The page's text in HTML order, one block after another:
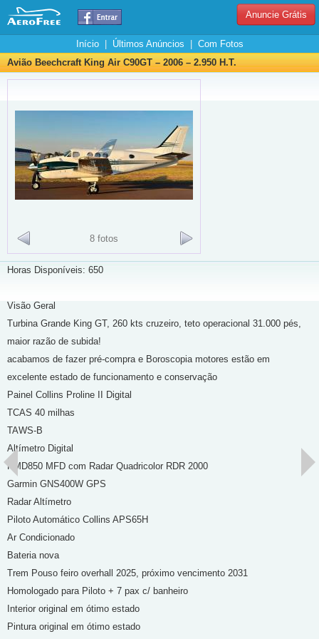
Anuncie Grátis
Início| Últimos Anúncios
Com Fotos
Avião Beechcraft King Air C90GT – 2006 – 2.950 H.T.
8 fotos
Horas Disponíveis: 650
Visão Geral
⁠Turbina Grande King GT, 260 kts cruzeiro, teto operacional 31.000 pés,
maior razão de subida!
acabamos de fazer pré-compra e Boroscopia motores estão em
excelente estado de funcionamento e conservação
Painel Collins Proline II Digital
TCAS 40 milhas
TAWS-B
Altímetro Digital
KMD850 MFD com Radar Quadricolor RDR 2000
⁠Garmin GNS400W GPS
⁠Radar Altímetro
⁠Piloto Automático Collins APS65H
⁠Ar Condicionado
⁠Bateria nova
Trem Pouso feiro overhall 2025, próximo vencimento 2031
Homologado para Piloto + 7 pax c/ banheiro
Interior original em ótimo estado
⁠Pintura original em ótimo estado